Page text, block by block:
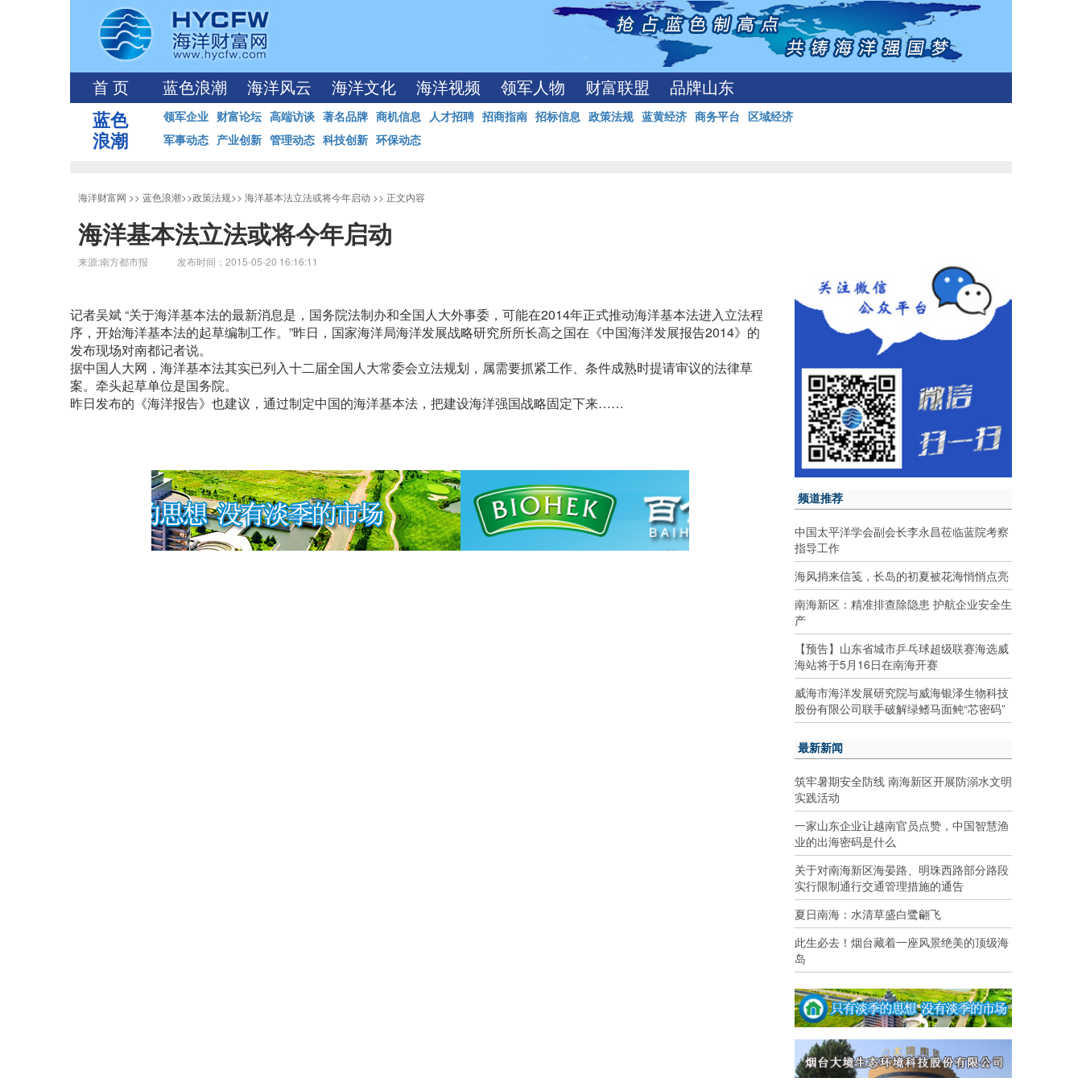
首 页 蓝色浪潮 海洋风云 海洋文化 海洋视频 领军人物 财富联盟 品牌山东
蓝色
浪潮
领军企业 财富论坛 高端访谈 著名品牌 商机信息 人才招聘 招商指南 招标信息 政策法规 蓝黄经济 商务平台 区域经济
军事动态 产业创新 管理动态 科技创新 环保动态
海洋财富网 >> 蓝色浪潮>>政策法规>> 海洋基本法立法或将今年启动 >> 正文内容
海洋基本法立法或将今年启动
来源:南方都市报 发布时间：2015-05-20 16:16:11
记者吴斌 “关于海洋基本法的最新消息是，国务院法制办和全国人大外事委，可能在2014年正式推动海洋基本法进入立法程
序，开始海洋基本法的起草编制工作。”昨日，国家海洋局海洋发展战略研究所所长高之国在《中国海洋发展报告2014》的
发布现场对南都记者说。
据中国人大网，海洋基本法其实已列入十二届全国人大常委会立法规划，属需要抓紧工作、条件成熟时提请审议的法律草
案。牵头起草单位是国务院。
昨日发布的《海洋报告》也建议，通过制定中国的海洋基本法，把建设海洋强国战略固定下来……
频道推荐
中国太平洋学会副会长李永昌莅临蓝院考察
指导工作
海风捎来信笺，长岛的初夏被花海悄悄点亮
南海新区：精准排查除隐患 护航企业安全生
产
【预告】山东省城市乒乓球超级联赛海选威
海站将于5月16日在南海开赛
威海市海洋发展研究院与威海银泽生物科技
股份有限公司联手破解绿鳍马面鲀“芯密码”
最新新闻
筑牢暑期安全防线 南海新区开展防溺水文明
实践活动
一家山东企业让越南官员点赞，中国智慧渔
业的出海密码是什么
关于对南海新区海晏路、明珠西路部分路段
实行限制通行交通管理措施的通告
夏日南海：水清草盛白鹭翩飞
此生必去！烟台藏着一座风景绝美的顶级海
岛